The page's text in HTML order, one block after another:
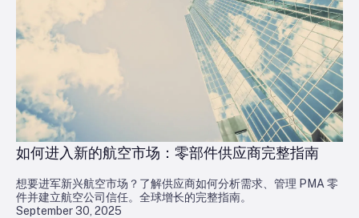
September 30, 2025
如何进入新的航空市场：零部件供应商完整指南
想要进军新兴航空市场？了解供应商如何分析需求、管理 PMA 零
件并建立航空公司信任。全球增长的完整指南。